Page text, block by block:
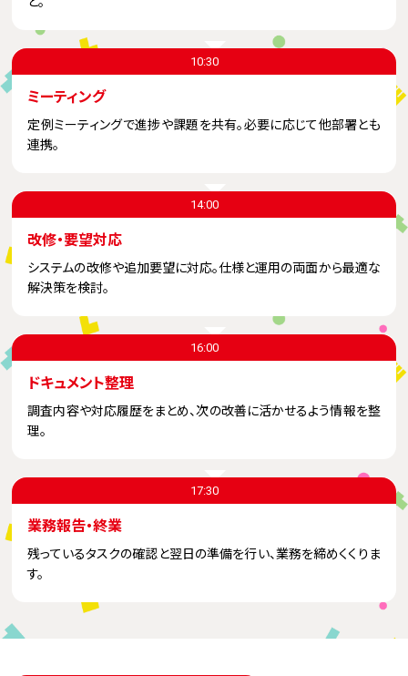
10:30
ミーティング
定例ミーティングで進捗や課題を共有。必要に応じて他部署とも
連携。
14:00
改修・要望対応
システムの改修や追加要望に対応。仕様と運用の両面から最適な
解決策を検討。
16:00
ドキュメント整理
調査内容や対応履歴をまとめ、次の改善に活かせるよう情報を整
理。
17:30
業務報告・終業
残っているタスクの確認と翌日の準備を行い、業務を締めくくりま
す。